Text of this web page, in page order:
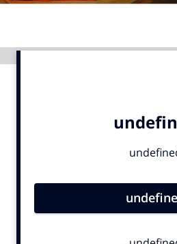
Events
Vacatures
Campagnes